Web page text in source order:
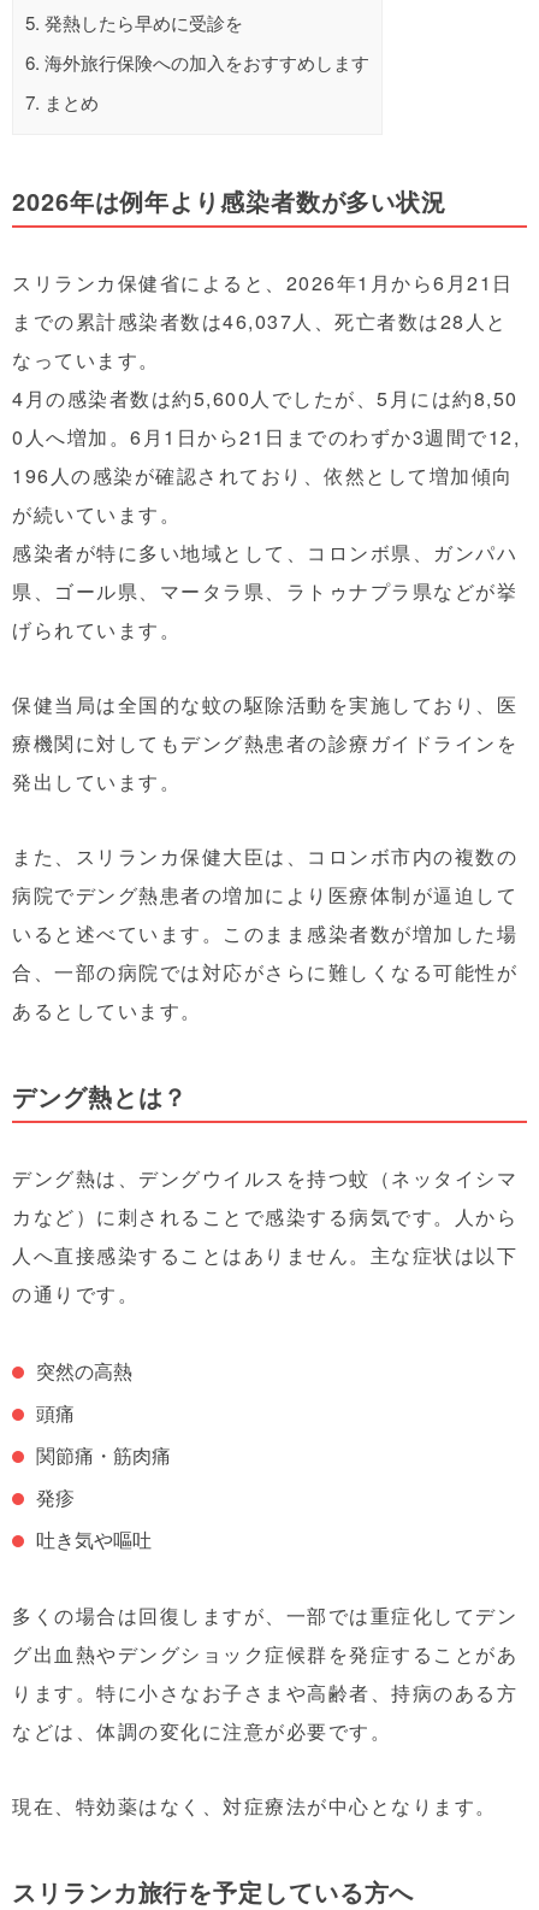
5. 発熱したら早めに受診を
6. 海外旅行保険への加入をおすすめします
7. まとめ
2026年は例年より感染者数が多い状況
スリランカ保健省によると、2026年1月から6月21日
までの累計感染者数は46,037人、死亡者数は28人と
なっています。
4月の感染者数は約5,600人でしたが、5月には約8,50
0人へ増加。6月1日から21日までのわずか3週間で12,
196人の感染が確認されており、依然として増加傾向
が続いています。
感染者が特に多い地域として、コロンボ県、ガンパハ
県、ゴール県、マータラ県、ラトゥナプラ県などが挙
げられています。
保健当局は全国的な蚊の駆除活動を実施しており、医
療機関に対してもデング熱患者の診療ガイドラインを
発出しています。
また、スリランカ保健大臣は、コロンボ市内の複数の
病院でデング熱患者の増加により医療体制が逼迫して
いると述べています。このまま感染者数が増加した場
合、一部の病院では対応がさらに難しくなる可能性が
あるとしています。
デング熱とは？
デング熱は、デングウイルスを持つ蚊（ネッタイシマ
カなど）に刺されることで感染する病気です。人から
人へ直接感染することはありません。主な症状は以下
の通りです。
突然の高熱
頭痛
関節痛・筋肉痛
発疹
吐き気や嘔吐
多くの場合は回復しますが、一部では重症化してデン
グ出血熱やデングショック症候群を発症することがあ
ります。特に小さなお子さまや高齢者、持病のある方
などは、体調の変化に注意が必要です。
現在、特効薬はなく、対症療法が中心となります。
スリランカ旅行を予定している方へ